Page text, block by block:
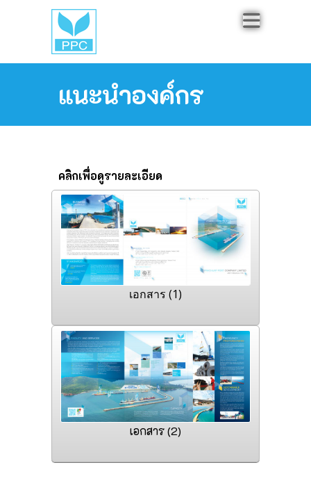
แนะนำองค์กร
คลิกเพื่อดูรายละเอียด
เอกสาร (1)
เอกสาร (2)